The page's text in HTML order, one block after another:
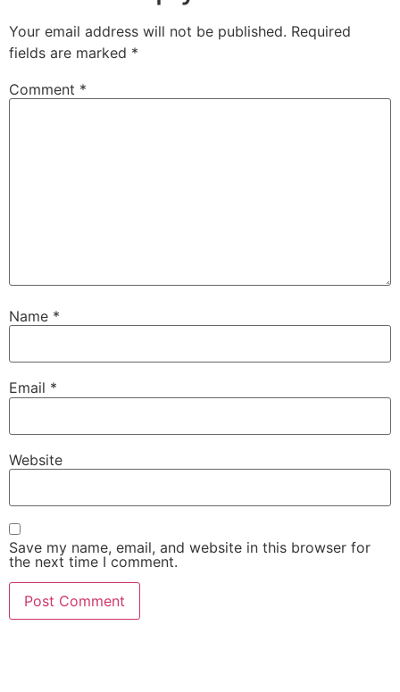
Your email address will not be published. Required
fields are marked *
Comment *
Name *
Email *
Website
Save my name, email, and website in this browser for
the next time I comment.